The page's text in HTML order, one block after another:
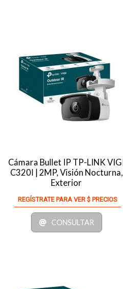
Cámara Bullet IP TP-LINK VIGI
C320I | 2MP, Visión Nocturna,
Exterior
REGÍSTRATE PARA VER $ PRECIOS
CONSULTAR